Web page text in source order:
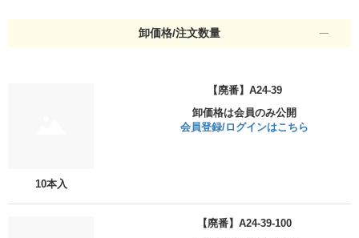
卸価格/注文数量
10本入
【廃番】A24-39
卸価格は会員のみ公開
会員登録/ログインはこちら
【廃番】A24-39-100